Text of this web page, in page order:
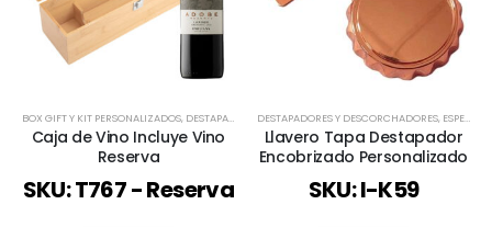
BOX GIFT Y KIT PERSONALIZADOS, DESTAPADORES Y DESCORCHADORES ,ECOLÓGICOS Y
Caja de Vino Incluye Vino
Reserva
SKU: T767 - Reserva
DESTAPADORES Y DESCORCHADORES, ESPECIAL DÍA DEL MINERO
Llavero Tapa Destapador
Encobrizado Personalizado
SKU: I-K59